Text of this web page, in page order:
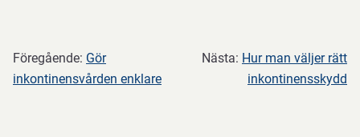
Föregående: Gör
inkontinensvården enklare
Nästa: Hur man väljer rätt
inkontinensskydd